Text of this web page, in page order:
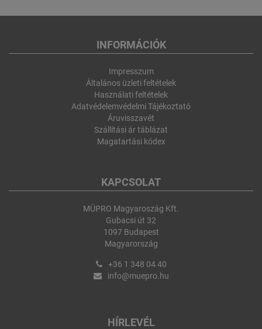
INFORMÁCIÓK
Impresszum
Általános üzleti feltételek
Használati feltételek
Adatvédelemvédelmi Tájékoztató
Áruvisszavét
Szállítási ár táblázat
Magatartási kódex
KAPCSOLAT
MÜPRO Magyaroszág Kft.
Gubacsi út 32
1097 Budapest
Magyarország
+36 1 348 04 40
info@muepro.hu
HÍRLEVÉL